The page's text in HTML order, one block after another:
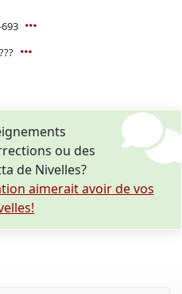
ou des
de Nivelles?
aimerait avoir de vos